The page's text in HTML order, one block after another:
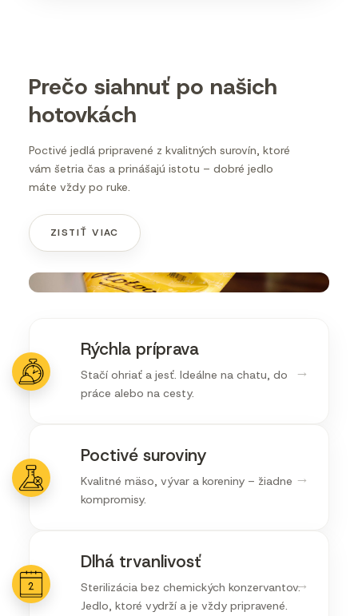
Prečo siahnuť po našich
hotovkách
Poctivé jedlá pripravené z kvalitných surovín, ktoré
vám šetria čas a prinášajú istotu – dobré jedlo
máte vždy po ruke.
ZISTIŤ VIAC
→
Rýchla príprava
Stačí ohriať a jesť. Ideálne na chatu, do
práce alebo na cesty.
→
Poctivé suroviny
Kvalitné mäso, vývar a koreniny – žiadne
kompromisy.
→
Dlhá trvanlivosť
Sterilizácia bez chemických konzervantov.
Jedlo, ktoré vydrží a je vždy pripravené.